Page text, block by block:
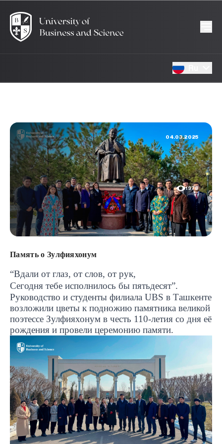
04.03.2025
1978
Память о Зулфияхонум
“Вдали от глаз, от слов, от рук,
Сегодня тебе исполнилось бы пятьдесят”.
Руководство и студенты филиала UBS в Ташкенте
возложили цветы к подножию памятника великой
поэтессе Зулфияхонум в честь 110-летия со дня её
рождения и провели церемонию памяти.